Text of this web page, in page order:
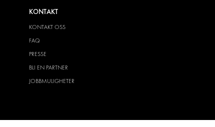
KONTAKT
KONTAKT OSS
FAQ
PRESSE
BLI EN PARTNER
JOBBMULIGHETER